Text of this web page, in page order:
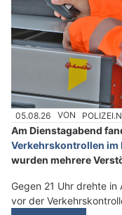
05.08.26 VON
Am Dienstagabend
Verkehrskontrollen im
wurden mehrere
Gegen 21 Uhr drehte
vor der